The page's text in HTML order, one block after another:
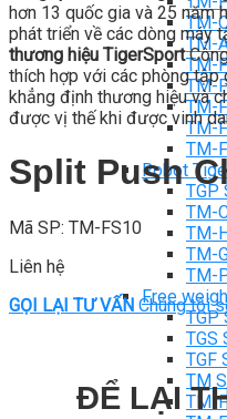
TM-
TM-
TM-
TM-
TM-
TM-
TM-
Robot
TGP
TM-
TM-
TM-
TM-
Free
TGP
TGS
TGF
TM
TM-
hơn 13 quốc gia và 25 năm
phát triển về các dòng máy
thương hiệu TigerSport
thích hợp với các phòng tập
khẳng định thương hiệu và
được vị thế khi được vinh
Split Push
Mã SP: TM-FS10
Liên hệ
GỌI LẠI TƯ VẤN Chúng tôi
ĐỂ LẠI